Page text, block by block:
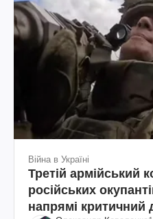
Війна в Україні
Третій армійський
російських
напрямі